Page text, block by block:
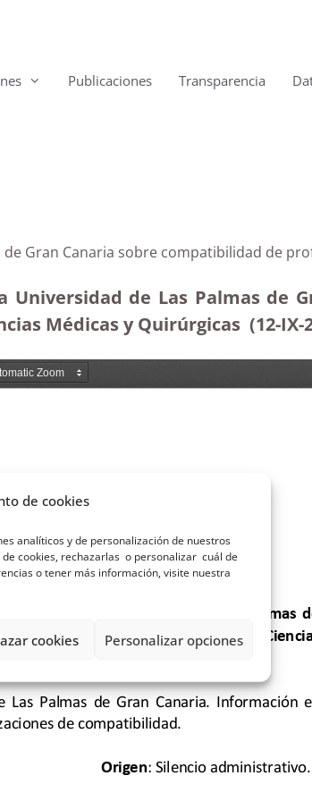
de cookies
analíticos y de personalización de nuestros
cookies, rechazarlas o personalizar cuál de
o tener más información, visite nuestra
cookies Personalizar opciones
Publicaciones Transparencia
Gran Canaria sobre compatibilidad de
de Las Palmas de
Médicas y Quirúrgicas (12-IX-